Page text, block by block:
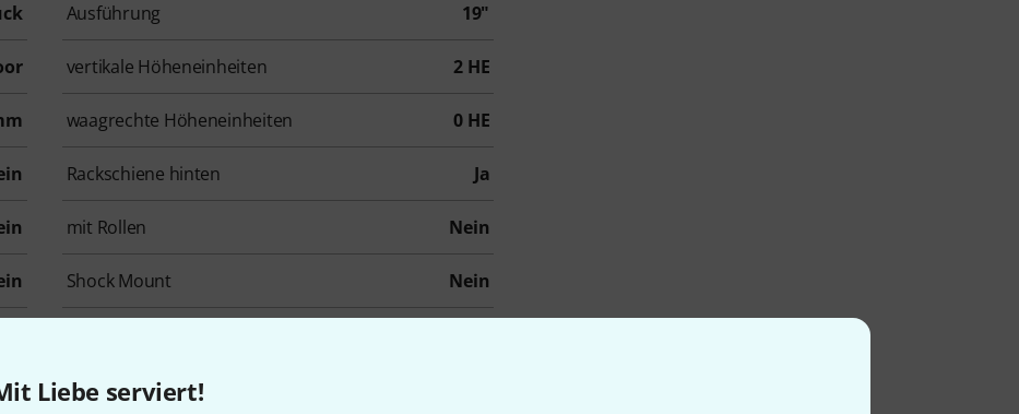
Liebe serviert!
Ausführung 19"
vertikale Höheneinheiten 2 HE
waagrechte Höheneinheiten 0 HE
Rackschiene hinten Ja
mit Rollen Nein
Shock Mount Nein